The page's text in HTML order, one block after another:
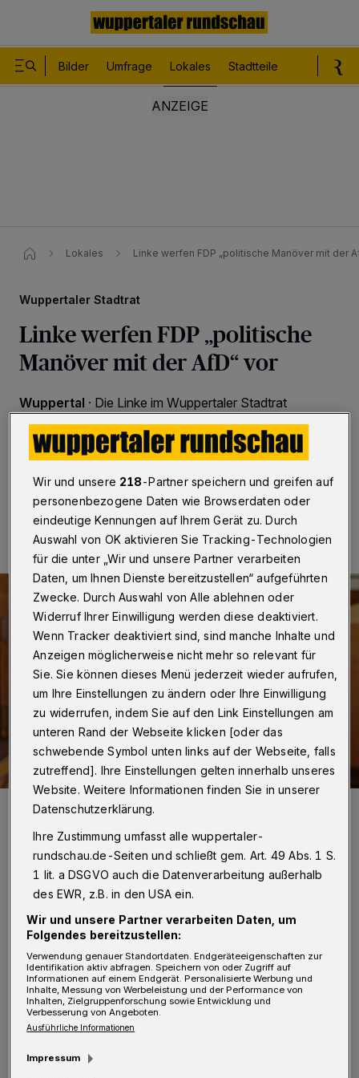
Bilder Umfrage Lokales Stadtteile
Lokales Linke werfen FDP „politische Manöver mit der
Wuppertaler Stadtrat
Linke werfen FDP „politische
Manöver mit der AfD“ vor
Wuppertal · Die Linke im Wuppertaler Stadtrat
beschuldigt die FDP, sich nicht ausreichend von
rechtsextremen Positionen abzugrenzen.
18.11.2025 , 15:17 Uhr Eine Minute Lesezeit
Mikrofone im Ratssaal.
„In der gestrigen Stadtratssitzung, in der
nahezu alle Gremienbesetzungen gewählt
wurden, beantragten FDP/WfW und BSW
gemeinsam geheime Wahlen, in dem Wissen,
dass die AfD diesen Antrag unterstützen
Wir und unsere 218-Partner speichern und greifen auf
personenbezogene Daten wie Browserdaten oder
eindeutige Kennungen auf Ihrem Gerät zu. Durch
Auswahl von OK aktivieren Sie Tracking-Technologien
für die unter „Wir und unsere Partner verarbeiten
Daten, um Ihnen Dienste bereitzustellen“ aufgeführten
Zwecke. Durch Auswahl von Alle ablehnen oder
Widerruf Ihrer Einwilligung werden diese deaktiviert.
Wenn Tracker deaktiviert sind, sind manche Inhalte und
Anzeigen möglicherweise nicht mehr so relevant für
Sie. Sie können dieses Menü jederzeit wieder aufrufen,
um Ihre Einstellungen zu ändern oder Ihre Einwilligung
zu widerrufen, indem Sie auf den Link Einstellungen am
unteren Rand der Webseite klicken [oder das
schwebende Symbol unten links auf der Webseite, falls
zutreffend]. Ihre Einstellungen gelten innerhalb unseres
Website. Weitere Informationen finden Sie in unserer
Datenschutzerklärung.
Ihre Zustimmung umfasst alle wuppertaler-
rundschau.de-Seiten und schließt gem. Art. 49 Abs. 1 S.
1 lit. a DSGVO auch die Datenverarbeitung außerhalb
des EWR, z.B. in den USA ein.
Wir und unsere Partner verarbeiten Daten, um
Folgendes bereitzustellen:
Verwendung genauer Standortdaten. Endgeräteeigenschaften zur
Identifikation aktiv abfragen. Speichern von oder Zugriff auf
Informationen auf einem Endgerät. Personalisierte Werbung und
Inhalte, Messung von Werbeleistung und der Performance von
Inhalten, Zielgruppenforschung sowie Entwicklung und
Verbesserung von Angeboten.
Ausführliche Informationen
Impressum